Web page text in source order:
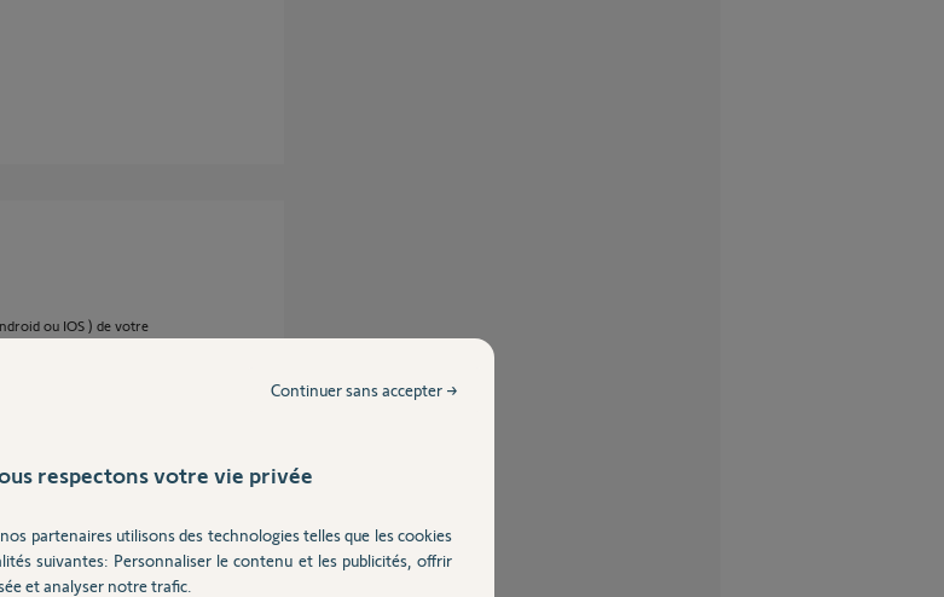
ou IOS ) de votre
respectons votre vie privée
partenaires utilisons des technologies telles que les cookies
suivantes: Personnaliser le contenu et les publicités, offrir
et analyser notre trafic.
Continuer sans accepter →